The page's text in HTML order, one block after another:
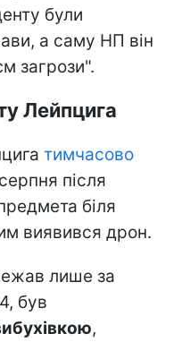
були
а саму НП він
загрози".
Лейпцига
тимчасово
після
біля
виявився дрон.
лише за
був
,